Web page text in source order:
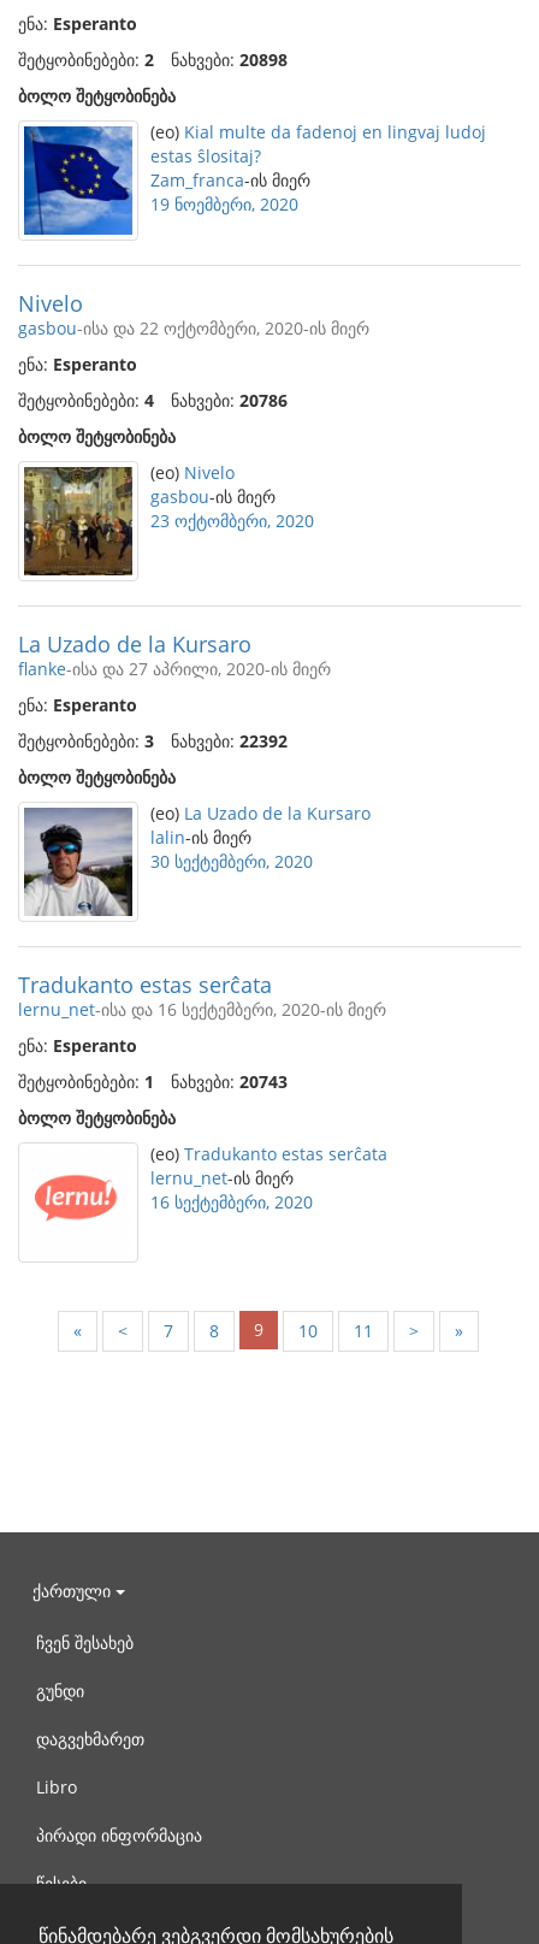
წინამდებარე ვებგვერდი მომსახურების
ენა: Esperanto
შეტყობინებები: 2 ნახვები: 20898
ბოლო შეტყობინება
(eo) Kial multe da fadenoj en lingvaj ludoj
estas ŝlositaj?
Zam_franca-ის მიერ
19 ნოემბერი, 2020
Nivelo
gasbou-ისა და 22 ოქტომბერი, 2020-ის მიერ
ენა: Esperanto
შეტყობინებები: 4 ნახვები: 20786
ბოლო შეტყობინება
(eo) Nivelo
gasbou-ის მიერ
23 ოქტომბერი, 2020
La Uzado de la Kursaro
flanke-ისა და 27 აპრილი, 2020-ის მიერ
ენა: Esperanto
შეტყობინებები: 3 ნახვები: 22392
ბოლო შეტყობინება
(eo) La Uzado de la Kursaro
lalin-ის მიერ
30 სექტემბერი, 2020
Tradukanto estas serĉata
lernu_net-ისა და 16 სექტემბერი, 2020-ის მიერ
ენა: Esperanto
შეტყობინებები: 1 ნახვები: 20743
ბოლო შეტყობინება
(eo) Tradukanto estas serĉata
lernu_net-ის მიერ
16 სექტემბერი, 2020
« < 7 8 9 10 11 > »
ქართული
ჩვენ შესახებ
გუნდი
დაგვეხმარეთ
Libro
პირადი ინფორმაცია
წესები
დაგვიკავშირდით